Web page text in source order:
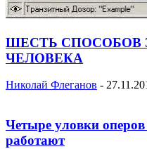
ШЕСТЬ СПОСОБОВ
ЧЕЛОВЕКА
Николай Флеганов -
Четыре уловки
работают